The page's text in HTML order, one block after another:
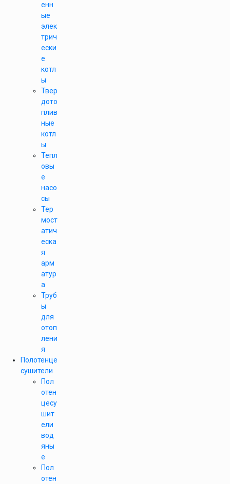
енн
ые
элек
трич
ески
е
котл
ы
Твер
дото
плив
ные
котл
ы
Тепл
овы
е
насо
сы
Тер
мост
атич
еска
я
арм
атур
а
Труб
ы
для
отоп
лени
я
Полотенце
сушители
Пол
отен
цесу
шит
ели
вод
яны
е
Пол
отен